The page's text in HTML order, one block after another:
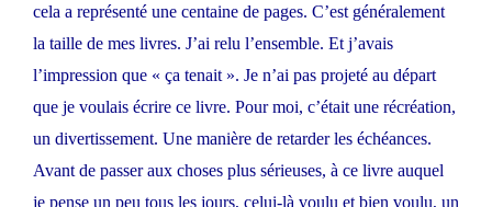
cela a représenté une centaine de pages. C’est généralement
la taille de mes livres. J’ai relu l’ensemble. Et j’avais
l’impression que « ça tenait ». Je n’ai pas projeté au départ
que je voulais écrire ce livre. Pour moi, c’était une récréation,
un divertissement. Une manière de retarder les échéances.
Avant de passer aux choses plus sérieuses, à ce livre auquel
je pense un peu tous les jours, celui-là voulu et bien voulu, un